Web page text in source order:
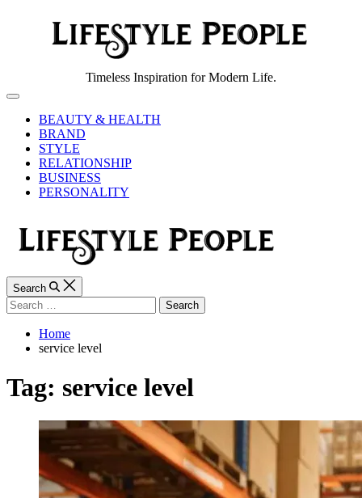
People
Timeless Inspiration for Modern Life.
Off
CanvasBEAUTY & HEALTH
BRAND
STYLE
RELATIONSHIP
BUSINESS
PERSONALITY
Search
Search
for:
Home
service level
Tag: service level